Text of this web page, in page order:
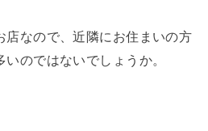
店なので、近隣にお住まいの方
のではないでしょうか。